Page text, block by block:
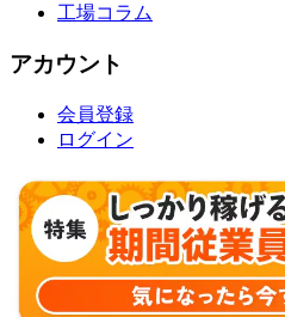
工場コラム
アカウント
会員登録
ログイン